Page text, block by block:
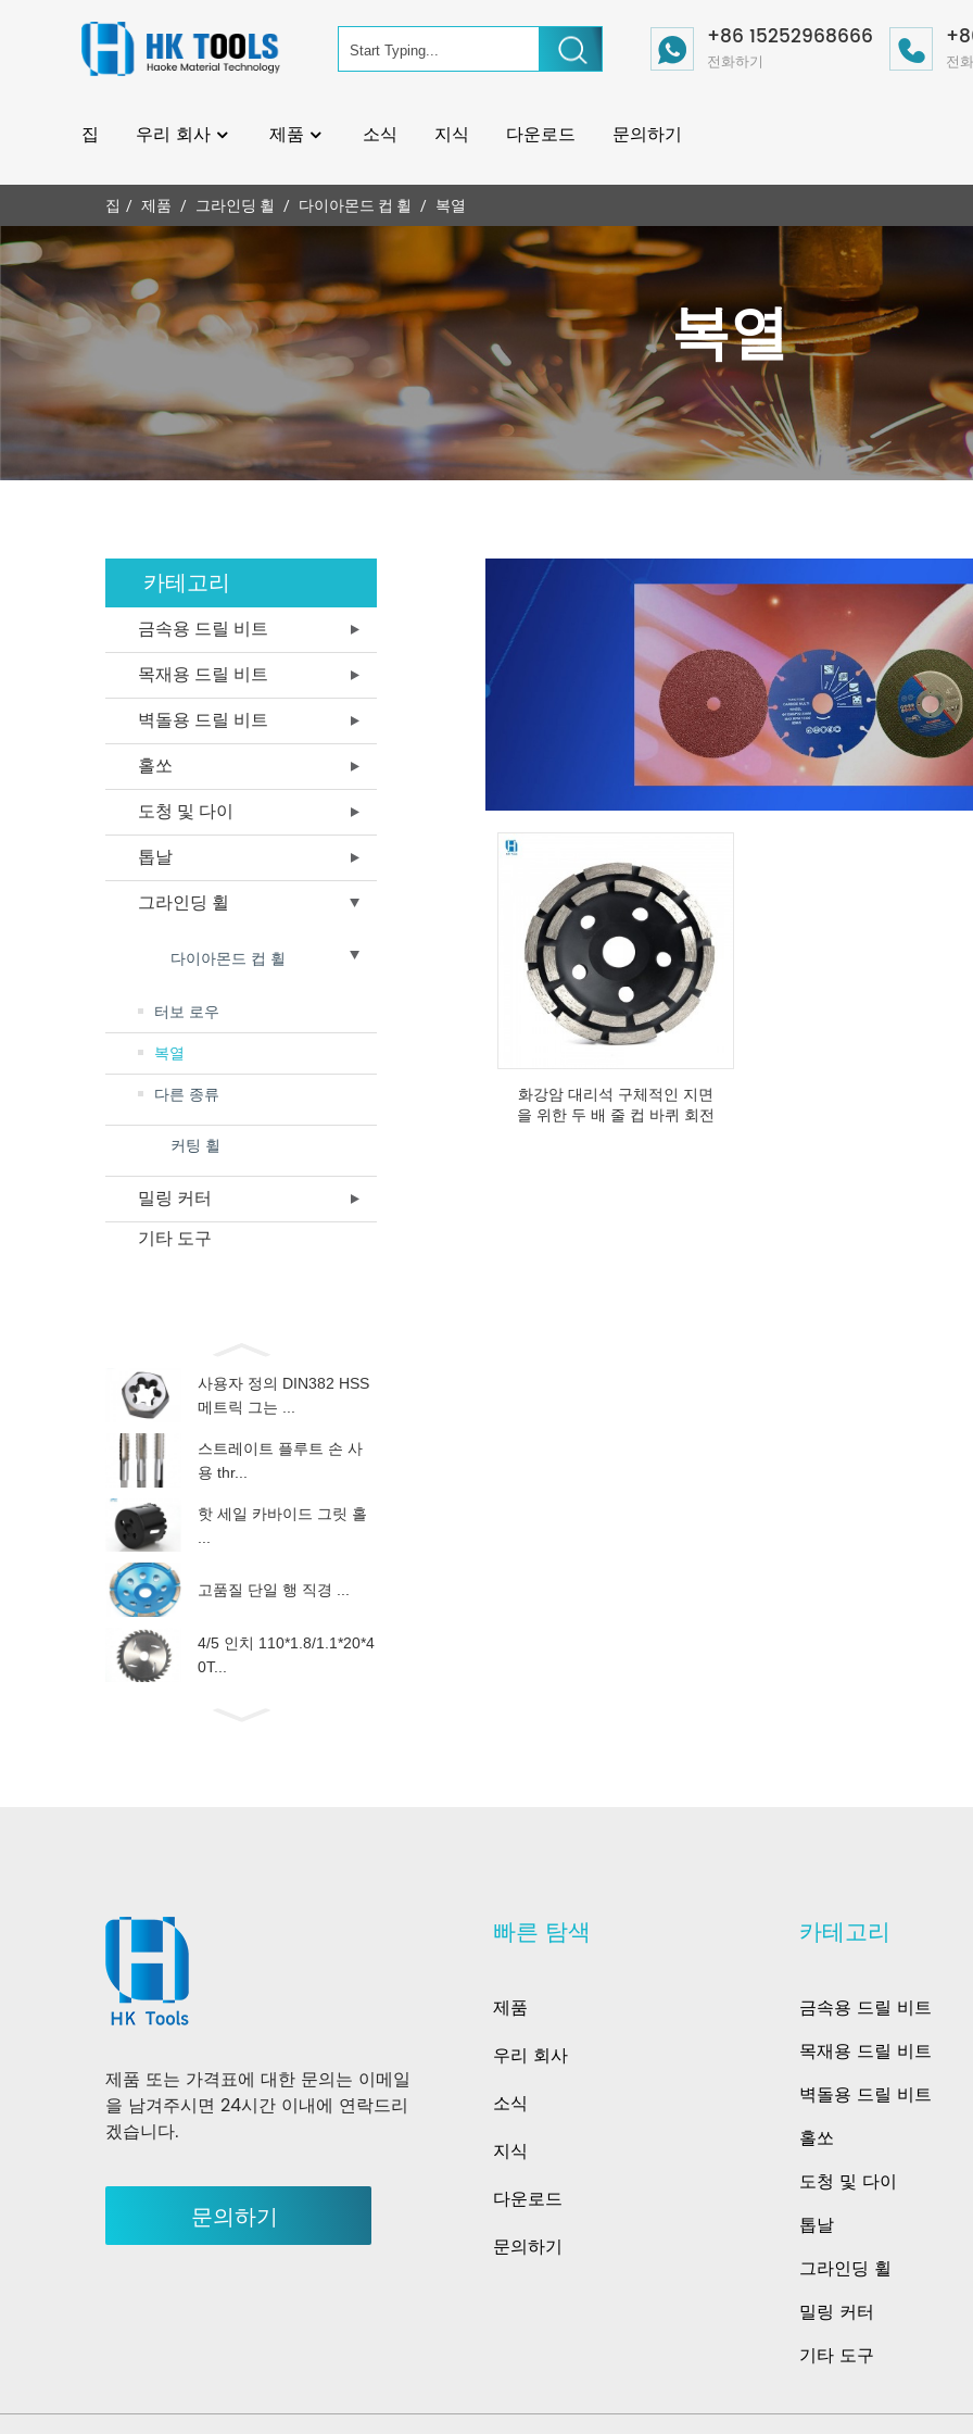
+86 15252968666
전화하기 전
집 우리 회사 제품 소식 지식 다운로드 문의하기
집 제품 그라인딩 휠 다이아몬드 컵 휠 복열
복열
카테고리
금속용 드릴 비트
목재용 드릴 비트
벽돌용 드릴 비트
홀쏘
도청 및 다이
톱날
그라인딩 휠
다이아몬드 컵 휠
터보 로우
복열
다른 종류
커팅 휠
밀링 커터
기타 도구
사용자 정의 DIN382 HSS
메트릭 그는 ...
스트레이트 플루트 손 사
용 thr...
핫 세일 카바이드 그릿 홀
고품질 단일 행 직경 ...
4/5 인치 110*1.8/1.1*20*4
0T...
화강암 대리석 구체적인 지면
을 위한 두 배 줄 컵 바퀴 회전
제품 또는 가격표에 대한 문의는 이메일
을 남겨주시면 24시간 이내에 연락드리
겠습니다.
문의하기
빠른 탐색
제품
우리 회사
소식
지식
다운로드
문의하기
카테고리
금속용 드릴 비트
목재용 드릴 비트
벽돌용 드릴 비트
홀쏘
도청 및 다이
톱날
그라인딩 휠
밀링 커터
기타 도구